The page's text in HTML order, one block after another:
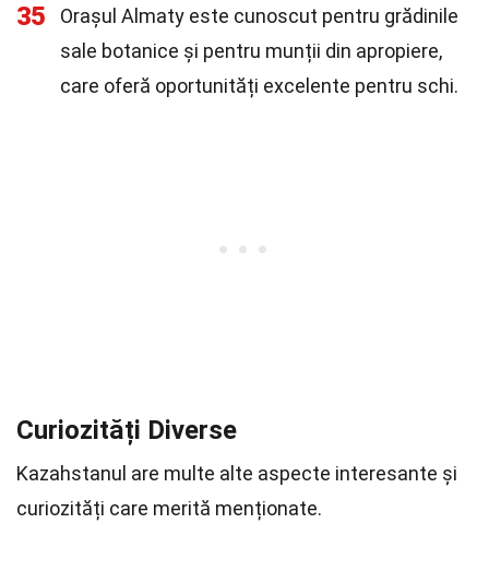
35
Orașul Almaty este cunoscut pentru grădinile
sale botanice și pentru munții din apropiere,
care oferă oportunități excelente pentru schi.
Curiozități Diverse
Kazahstanul are multe alte aspecte interesante și
curiozități care merită menționate.